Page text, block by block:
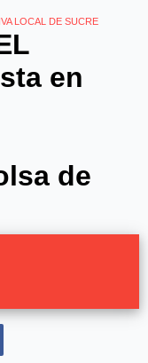
LOCAL DE SUCRE
en
de